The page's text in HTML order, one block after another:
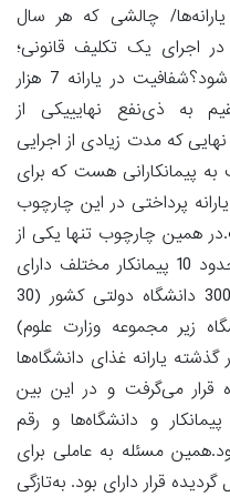
چالشی که هر سال
گردیدتاخیر 5 ماهه در اجرای یک تکلیف قانونی؛
یارانه ثروتمندان شهریور حذف می شود؟شفافیت در یارانه 7 هزار
به ذی‌نفع نهایییکی از
که مدت زیادی از اجرایی
پیمانکارانی هست که برای
پرداختی در این چارچوب
هست.در همین چارچوب تنها یکی از
دانشگاه‌های مانند دانشگاه شریف حدود 10 پیمانکار مختلف دارای
بوده هست. به این ترتیب حدود 300 دانشگاه دولتی کشور (30
علوم پزشکی و 230 دانشگاه زیر مجموعه وزارت علوم)
دارند.در گذشته یارانه غذای دانشگاه‌ها
قرار می‌گرفت و در این بین
و دانشگاه‌ها و رقم
مسئله به عاملی برای
قرار دارای بود. به‌تازگی